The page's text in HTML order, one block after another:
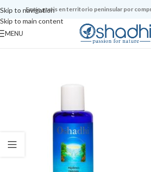
Skip to navigation
Skip to main content
Envío gratis en territorio peninsular por
MENU